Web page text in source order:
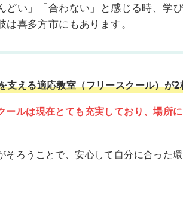
どい」「合わない」と感じる時、学
は喜多方市にもあります。
支える適応教室（フリースクール）が2
ールは現在とても充実しており、場所
ろうことで、安心して自分に合った環